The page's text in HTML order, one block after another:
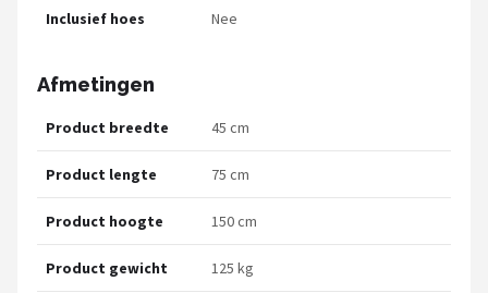
Inclusief hoes Nee
Afmetingen
Product breedte 45 cm
Product lengte 75 cm
Product hoogte 150 cm
Product gewicht 125 kg